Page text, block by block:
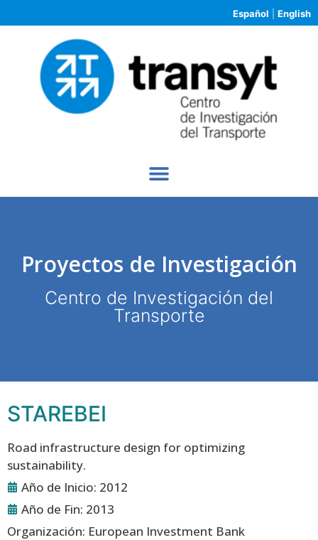
Español English
Proyectos de Investigación
Centro de Investigación del
Transporte
STAREBEI
Road infrastructure design for optimizing
sustainability.
Año de Inicio: 2012
Año de Fin: 2013
Organización: European Investment Bank